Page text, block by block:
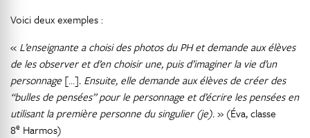
Voici deux exemples :
« L’enseignante a choisi des photos du PH et demande aux élèves
de les observer et d’en choisir une, puis d’imaginer la vie d’un
personnage […]. Ensuite, elle demande aux élèves de créer des
“bulles de pensées” pour le personnage et d’écrire les pensées en
utilisant la première personne du singulier (je).» (Éva, classe
8e Harmos)